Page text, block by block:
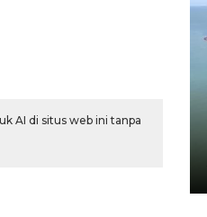
AI di situs web ini tanpa
kawasan